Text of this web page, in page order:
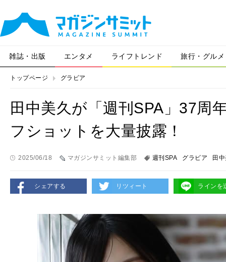
雑誌・出版 エンタメ ライフトレンド 旅行・グルメ
トップページ グラビア
田中美久が「週刊SPA」37周
フショットを大量披露！
2025/06/18 マガジンサミット編集部 週刊SPA グラビア 田
シェアする リツィート ラインを